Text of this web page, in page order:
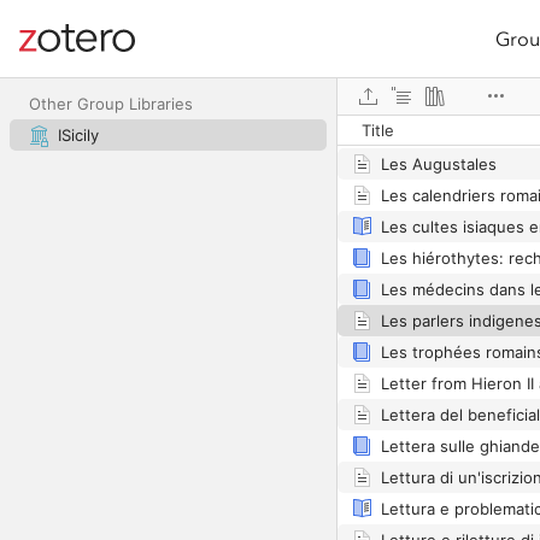
Site navigation
Other Group Libraries
ISicily
Title
Les Augustales
Les calendriers
Les cultes isiaques